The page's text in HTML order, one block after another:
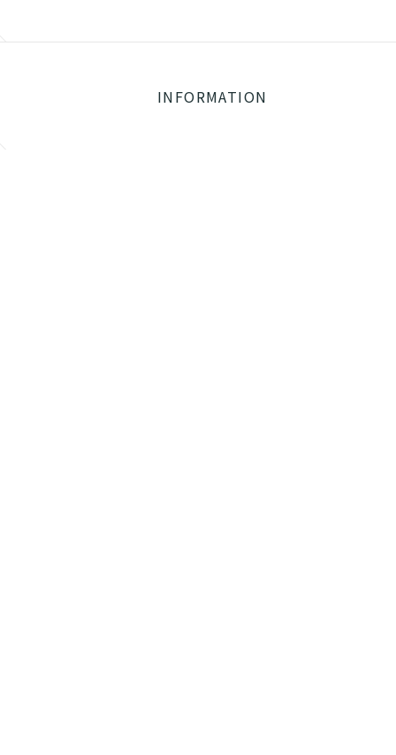
INFORMATION